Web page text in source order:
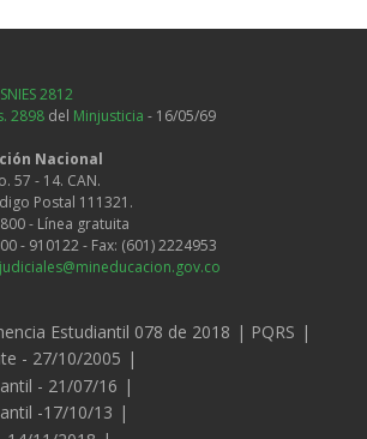
SNIES 2812
2898 del Minjusticia - 16/05/69
Nacional
57 - 14. CAN.
Postal 111321.
- Línea gratuita
- 910122 - Fax: (601) 2224953
Estudiantil 078 de 2018
PQRS
- 27/10/2005
- 21/07/16
-17/10/13